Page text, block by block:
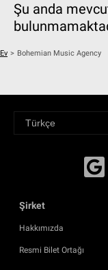
Şu anda
Ev > Bohemian Music Agency
Şirket
Hakkımızda
Resmi Bilet Ortağı